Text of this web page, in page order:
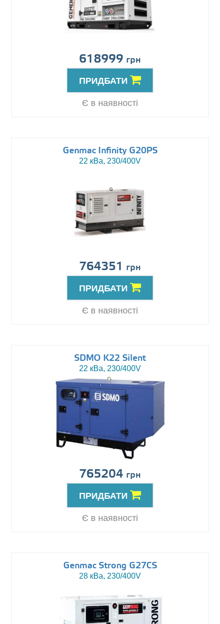
618999 грн
ПРИДБАТИ
Є в наявності
Genmac Infinity G20PS
22 кВа, 230/400V
764351 грн
ПРИДБАТИ
Є в наявності
SDMO K22 Silent
22 кВа, 230/400V
765204 грн
ПРИДБАТИ
Є в наявності
Genmac Strong G27CS
28 кВа, 230/400V